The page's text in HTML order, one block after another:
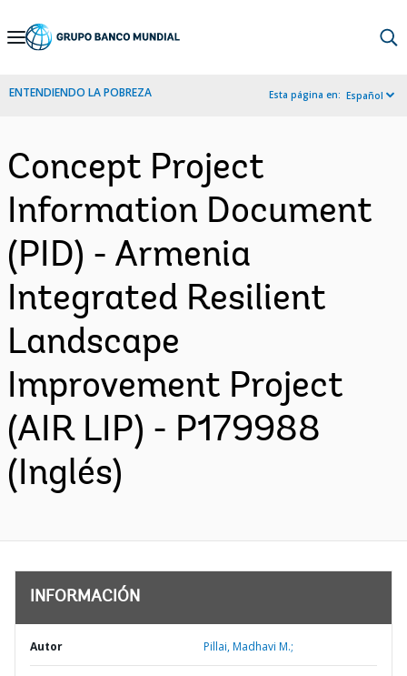
Skip
Navigation
ENTENDIENDO LA POBREZA Esta página en: Español
Concept Project
Information Document
(PID) - Armenia
Integrated Resilient
Landscape
Improvement Project
(AIR LIP) - P179988
(Inglés)
INFORMACIÓN
Autor Pillai, Madhavi M.;